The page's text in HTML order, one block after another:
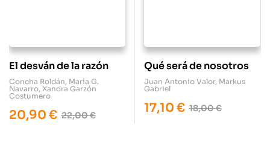
El desván de la razón
Concha Roldán, María G.
Navarro, Xandra Garzón
Costumero
22,00€
20,90 €
Qué será de nosotros
Juan Antonio Valor, Markus
Gabriel
18,00€
17,10 €